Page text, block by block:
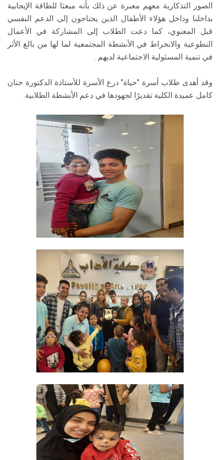
الصور التذكارية معهم معبرة عن ذلك بأنه مبعثا للطاقة الإيجابية
بداخلنا وداخل هؤلاء الأطفال الذين يحتاجون إلى الدعم النفسي
قبل المعنوي، كما دعت الطلاب إلى المشاركة في الأعمال
التطوعية والانخراط في الأنشطة المجتمعية لما لها من بالغ الأثر
في تنمية المسئولية الاجتماعية لديهم .
وقد أهدى طلاب أسرة "حياة" درع الأسرة للأستاذة الدكتورة حنان
كامل عميدة الكلية تقديرًا لجهودها في دعم الأنشطة الطلابية.